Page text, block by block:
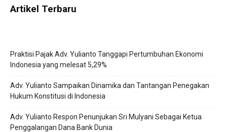
Artikel Terbaru
Praktisi Pajak Adv. Yulianto Tanggapi Pertumbuhan Ekonomi
Indonesia yang melesat 5,29%
Adv. Yulianto Sampaikan Dinamika dan Tantangan Penegakan
Hukum Konstitusi di Indonesia
Adv. Yulianto Respon Penunjukan Sri Mulyani Sebagai Ketua
Penggalangan Dana Bank Dunia